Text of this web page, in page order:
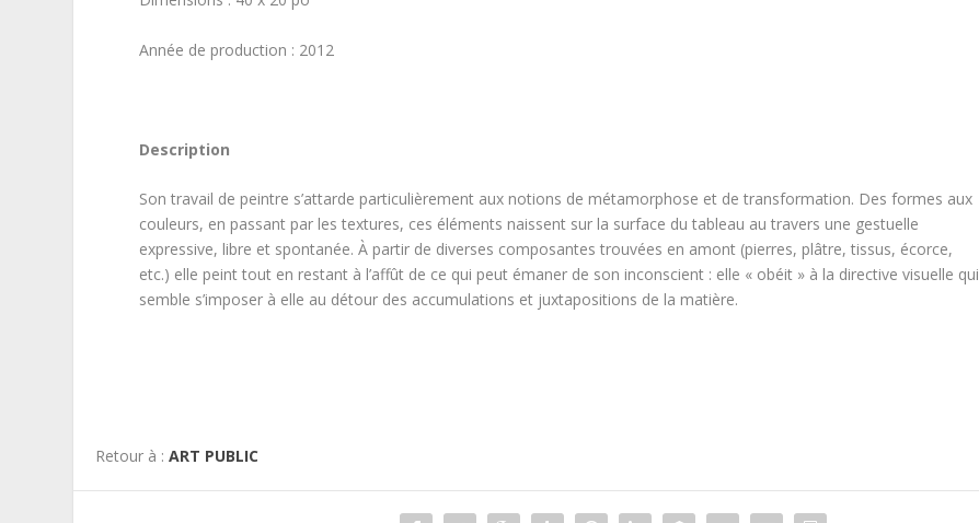
Année de production : 2012
Description
Son travail de peintre s’attarde particulièrement aux notions de métamorphose et de transformation. Des formes aux
couleurs, en passant par les textures, ces éléments naissent sur la surface du tableau au travers une gestuelle
expressive, libre et spontanée. À partir de diverses composantes trouvées en amont (pierres, plâtre, tissus, écorce,
etc.) elle peint tout en restant à l’affût de ce qui peut émaner de son inconscient : elle « obéit » à la directive visuelle qui
semble s’imposer à elle au détour des accumulations et juxtapositions de la matière.
Retour à :ART PUBLIC